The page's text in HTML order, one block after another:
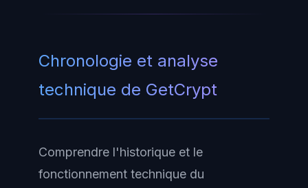
Chronologie et analyse
technique de GetCrypt
Comprendre l'historique et le
fonctionnement technique du